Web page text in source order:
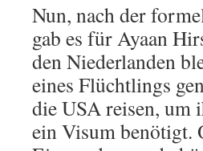
Nun, nach der
gab es für Ayaan
den Niederlanden
eines Flüchtlings
die USA reisen, um
ein Visum benötigt.